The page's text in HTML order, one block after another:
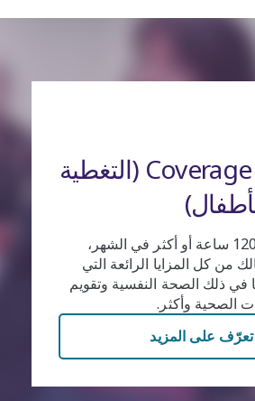
Coverage for Kids (التغطية
إذا عملت لمدة 120 ساعة أو أكثر في الشهر،
من كل المزايا الرائعة التي
في ذلك الصحة النفسية وتقويم
الصحية وأكثر.
تعرّف على المزيد